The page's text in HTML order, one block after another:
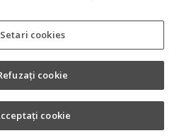
Setari cookies
cookie
Acceptați cookie